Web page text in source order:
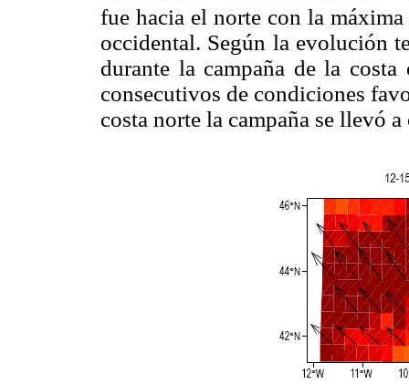
fue hacia el norte con la
occidental. Según la evolución
durante la campaña de la
consecutivos de condiciones
costa norte la campaña se llevó